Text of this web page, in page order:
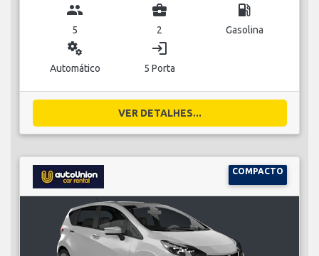
group
5
business_center
2
local_gas_station
Gasolina
miscellaneous_services
Automático
login
5 Porta
VER DETALHES...
COMPACTO